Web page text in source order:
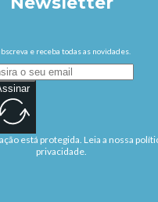
e receba todas as novidades.
está protegida. Leia a nossa
privacidade.